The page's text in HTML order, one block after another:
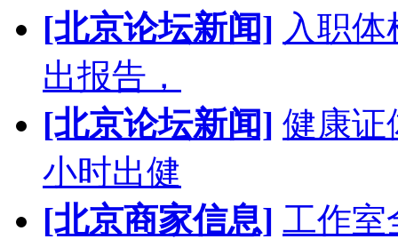
[北京论坛新闻] 入职
出报告，
[北京论坛新闻] 健康证
小时出健
[北京商家信息] 工作室